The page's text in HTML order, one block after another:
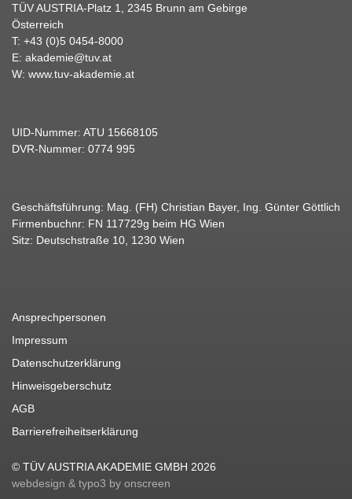
TÜV AUSTRIA-Platz 1, 2345 Brunn am Gebirge
Österreich
T: +43 (0)5 0454-8000
E: akademie@tuv.at
W: www.tuv-akademie.at
UID-Nummer: ATU 15668105
DVR-Nummer: 0774 995
Geschäftsführung: Mag. (FH) Christian Bayer, Ing. Günter Göttlich
Firmenbuchnr: FN 117729g beim HG Wien
Sitz: Deutschstraße 10, 1230 Wien
Ansprechpersonen
Impressum
Datenschutzerklärung
Hinweisgeberschutz
AGB
Barrierefreiheitserklärung
© TÜV AUSTRIA AKADEMIE GMBH 2026
webdesign & typo3 by onscreen